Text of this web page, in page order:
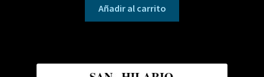
Añadir al carrito